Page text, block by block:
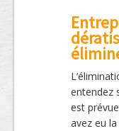
entendez
est
avez eu la